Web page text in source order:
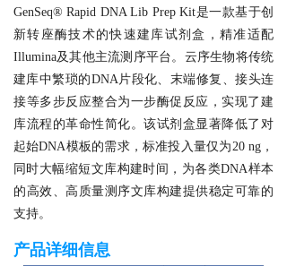
GenSeq® Rapid DNA Lib Prep Kit是一款基于创
新转座酶技术的快速建库试剂盒，精准适配
Illumina及其他主流测序平台。云序生物将传统
建库中繁琐的DNA片段化、末端修复、接头连
接等多步反应整合为一步酶促反应，实现了建
库流程的革命性简化。该试剂盒显著降低了对
起始DNA模板的需求，标准投入量仅为20 ng，
同时大幅缩短文库构建时间，为各类DNA样本
的高效、高质量测序文库构建提供稳定可靠的
支持。
产品详细信息